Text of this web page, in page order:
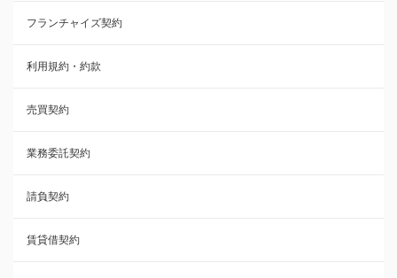
利用規約・約款
覚書・合意書・同意書
承諾書
雇用契約
その他契約・書面
売買契約
フランチャイズ契約
利用規約・約款
売買契約
業務委託契約
請負契約
賃貸借契約